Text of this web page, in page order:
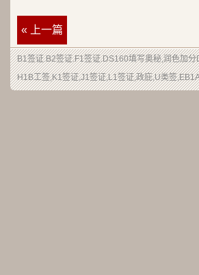
« 上一篇
B1签证.B2签证.F1签证.DS160填写奥秘,润色加
H1B工签,K1签证,J1签证,L1签证,政庇,U类签